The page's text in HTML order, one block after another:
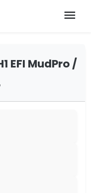
menu
EFI MudPro /